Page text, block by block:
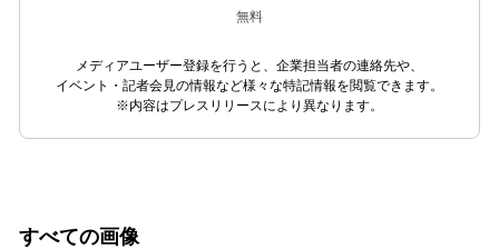
無料
メディアユーザー登録を行うと、企業担当者の連絡先や、
イベント・記者会見の情報など様々な特記情報を閲覧できます。
※内容はプレスリリースにより異なります。
すべての画像